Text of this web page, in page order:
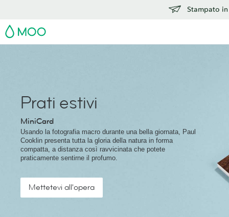
Stampato
MOO
Prati estivi
MiniCard
Usando la fotografia macro durante una bella giornata, Paul
Cooklin presenta tutta la gloria della natura in forma
compatta, a distanza così ravvicinata che potete
praticamente sentirne il profumo.
Mettetevi all'opera